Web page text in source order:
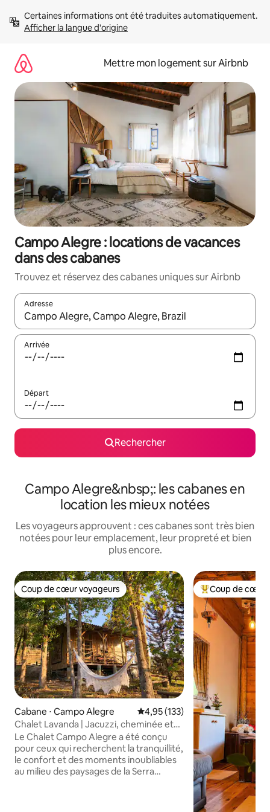
directement
Afficher la langue d'origine
Mettre mon logement sur Airbnb
Campo Alegre : locations de vacances
dans des cabanes
Trouvez et réservez des cabanes uniques sur Airbnb
Adresse
Lorsque les résultats s'affichent, utilisez les flèches vers le
Arrivée
Départ
Rechercher
Campo Alegre&nbsp;: les cabanes en
location les mieux notées
Les voyageurs approuvent : ces cabanes sont très bien
notées pour leur emplacement, leur propreté et bien
plus encore.
Coup de cœur voyageurs
Coup de cœur voyageurs
Cabane ⋅ Campo Alegre Évaluation moyenne sur la
4,95 (133)
Chalet Lavanda | Jacuzzi, cheminée et
nature
Le Chalet Campo Alegre a été conçu
pour ceux qui recherchent la tranquillité,
le confort et des moments inoubliables
au milieu des paysages de la Serra
Coups de cœur
Coup de cœur